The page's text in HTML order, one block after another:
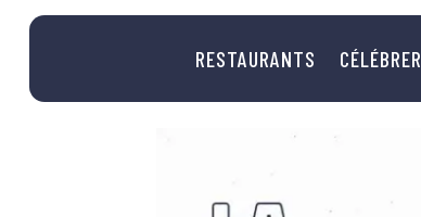
RESTAURANTS CÉLÉBRER